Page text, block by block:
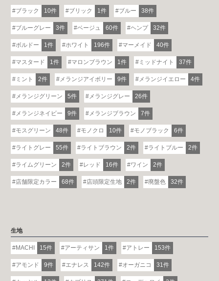
ブラック 10件 ブリック 1件 ブルー 38件
ブルーグレー 3件 ベージュ 60件 ヘンプ 32件
ボルドー 1件 ホワイト 196件 マーメイド 40件
マスタード 1件 マロンブラウン 1件 ミッドナイト 37件
ミント 2件 メランジアイボリー 9件 メランジイエロー 4件
メランジグリーン 5件 メランジグレー 26件
メランジネイビー 9件 メランジブラウン 7件
モスグリーン 48件 モノクロ 10件 モノブラック 6件
ライトグレー 55件 ライトブラウン 2件 ライトブルー 2件
ライムグリーン 2件 レッド 16件 ワイン 2件
店舗限定カラー 68件 店頭限定生地 2件 廃盤色 32件
生地
MACHI 15件 アーティサン 1件 アトレー 153件
アモンド 9件 エナレス 142件 オーガニコ 31件